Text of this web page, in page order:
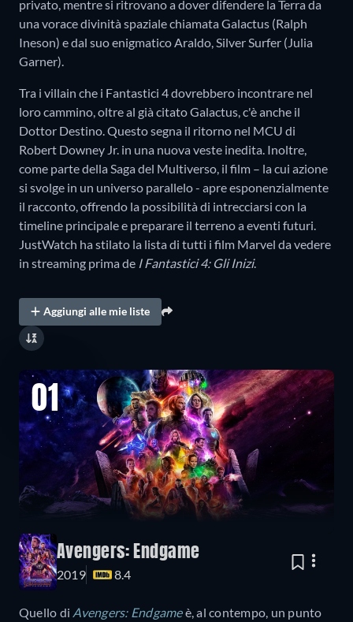
privato, mentre si ritrovano a dover difendere la Terra da
una vorace divinità spaziale chiamata Galactus (Ralph
Ineson) e dal suo enigmatico Araldo, Silver Surfer (Julia
Garner).
Tra i villain che i Fantastici 4 dovrebbero incontrare nel
loro cammino, oltre al già citato Galactus, c'è anche il
Dottor Destino. Questo segna il ritorno nel MCU di
Robert Downey Jr. in una nuova veste inedita. Inoltre,
come parte della Saga del Multiverso, il film – la cui azione
si svolge in un universo parallelo - apre esponenzialmente
il racconto, offrendo la possibilità di intrecciarsi con la
timeline principale e preparare il terreno a eventi futuri.
JustWatch ha stilato la lista di tutti i film Marvel da vedere
in streaming prima de I Fantastici 4: Gli Inizi.
Aggiungi alle mie liste
01
Avengers: Endgame
2019 8.4
Quello di Avengers: Endgameè, al contempo, un punto